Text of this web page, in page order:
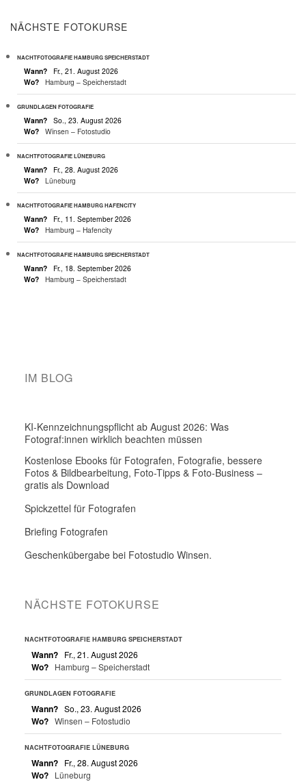
NÄCHSTE FOTOKURSE
NACHTFOTOGRAFIE HAMBURG SPEICHERSTADT
Wann?
Fr., 21. August 2026
Wo?
Hamburg – Speicherstadt
GRUNDLAGEN FOTOGRAFIE
Wann?
So., 23. August 2026
Wo?
Winsen – Fotostudio
NACHTFOTOGRAFIE LÜNEBURG
Wann?
Fr., 28. August 2026
Wo?
Lüneburg
NACHTFOTOGRAFIE HAMBURG HAFENCITY
Wann?
Fr., 11. September 2026
Wo?
Hamburg – Hafencity
NACHTFOTOGRAFIE HAMBURG SPEICHERSTADT
Wann?
Fr., 18. September 2026
Wo?
Hamburg – Speicherstadt
IM BLOG
KI-Kennzeichnungspflicht ab August 2026: Was
Fotograf:innen wirklich beachten müssen
Kostenlose Ebooks für Fotografen, Fotografie, bessere
Fotos & Bildbearbeitung, Foto-Tipps & Foto-Business –
gratis als Download
Spickzettel für Fotografen
Briefing Fotografen
Geschenkübergabe bei Fotostudio Winsen.
NÄCHSTE FOTOKURSE
NACHTFOTOGRAFIE HAMBURG SPEICHERSTADT
Wann? Fr., 21. August 2026
Wo? Hamburg – Speicherstadt
GRUNDLAGEN FOTOGRAFIE
Wann? So., 23. August 2026
Wo? Winsen – Fotostudio
NACHTFOTOGRAFIE LÜNEBURG
Wann? Fr., 28. August 2026
Wo? Lüneburg